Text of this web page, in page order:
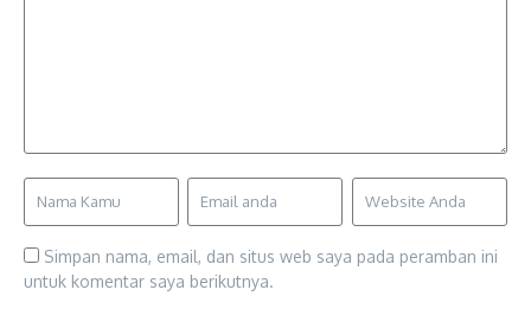
Simpan nama, email, dan situs web saya pada peramban ini
untuk komentar saya berikutnya.